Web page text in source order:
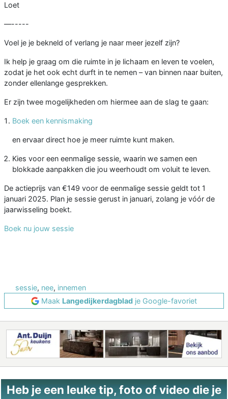
Loet
—-----
Voel je je bekneld of verlang je naar meer jezelf zijn?
Ik help je graag om die ruimte in je lichaam en leven te voelen,
zodat je het ook echt durft in te nemen – van binnen naar buiten,
zonder ellenlange gesprekken.
Er zijn twee mogelijkheden om hiermee aan de slag te gaan:
Boek een kennismaking
en ervaar direct hoe je meer ruimte kunt maken.
Kies voor een eenmalige sessie, waarin we samen een
blokkade aanpakken die jou weerhoudt om voluit te leven.
De actieprijs van €149 voor de eenmalige sessie geldt tot 1
januari 2025. Plan je sessie gerust in januari, zolang je vóór de
jaarwisseling boekt.
Boek nu jouw sessie
sessie, nee, innemen
Maak Langedijkerdagblad je Google-favoriet
Heb je een leuke tip, foto of video die je